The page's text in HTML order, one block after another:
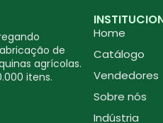
de
agrícolas.
itens.
Home
Catálogo
Vendedores
Sobre nós
Indústria